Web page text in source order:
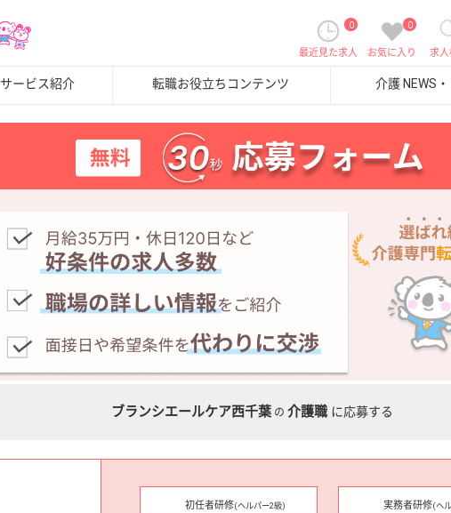
求
0
お気に入り
0
最近見た求人
サービス紹介 転職お役立ちコンテンツ 介護 NEWS
ブランシエールケア西千葉の 介護職 に応募する
初任者研修(ヘルパー2級) 実務者研修(ヘ